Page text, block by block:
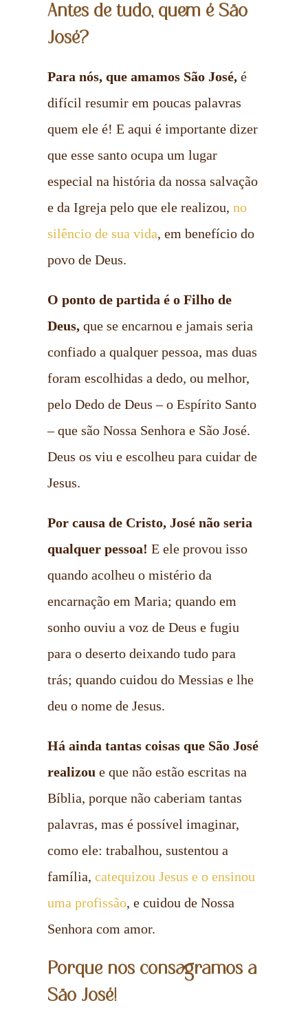
Antes de tudo, quem é São
José?
Para nós, que amamos São José,é
difícil resumir em poucas palavras
quem ele é! E aqui é importante dizer
que esse santo ocupa um lugar
especial na história da nossa salvação
e da Igreja pelo que ele realizou, no
silêncio de sua vida, em benefício do
povo de Deus.
O ponto de partida é o Filho de
Deus, que se encarnou e jamais seria
confiado a qualquer pessoa, mas duas
foram escolhidas a dedo, ou melhor,
pelo Dedo de Deus – o Espírito Santo
– que são Nossa Senhora e São José.
Deus os viu e escolheu para cuidar de
Jesus.
Por causa de Cristo, José não seria
qualquer pessoa! E ele provou isso
quando acolheu o mistério da
encarnação em Maria; quando em
sonho ouviu a voz de Deus e fugiu
para o deserto deixando tudo para
trás; quando cuidou do Messias e lhe
deu o nome de Jesus.
Há ainda tantas coisas que São José
realizou e que não estão escritas na
Bíblia, porque não caberiam tantas
palavras, mas é possível imaginar,
como ele: trabalhou, sustentou a
família, catequizou Jesus e o ensinou
uma profissão, e cuidou de Nossa
Senhora com amor.
Porque nos consagramos a
São José!